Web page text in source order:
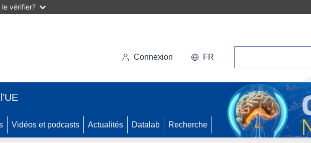
le vérifier?
Connexion FR
Vidéos et podcasts Actualités Datalab Recherche